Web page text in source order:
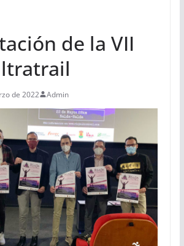
de la VII
de 2022 Admin